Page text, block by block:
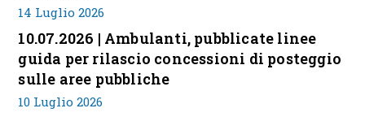
14 Luglio 2026
10.07.2026 | Ambulanti, pubblicate linee
guida per rilascio concessioni di posteggio
sulle aree pubbliche
10 Luglio 2026